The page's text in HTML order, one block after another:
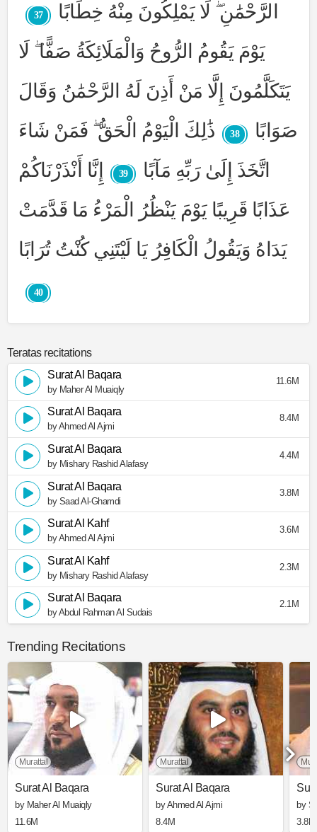
الرَّحْمَٰنِ ۖ لَا يَمْلِكُونَ مِنْهُ خِطَابًا
37
يَوْمَ يَقُومُ الرُّوحُ وَالْمَلَائِكَةُ صَفًّا ۖ لَا
يَتَكَلَّمُونَ إِلَّا مَنْ أَذِنَ لَهُ الرَّحْمَٰنُ وَقَالَ
صَوَابًا
38
ذَٰلِكَ الْيَوْمُ الْحَقُّ ۖ فَمَنْ شَاءَ
اتَّخَذَ إِلَىٰ رَبِّهِ مَآبًا
39
إِنَّا أَنْذَرْنَاكُمْ
عَذَابًا قَرِيبًا يَوْمَ يَنْظُرُ الْمَرْءُ مَا قَدَّمَتْ
يَدَاهُ وَيَقُولُ الْكَافِرُ يَا لَيْتَنِي كُنْتُ تُرَابًا
40
Teratas recitations
Surat Al Baqara
by Maher Al Muaiqly
11.6M
Surat Al Baqara
by Ahmed Al Ajmi
8.4M
Surat Al Baqara
by Mishary Rashid Alafasy
4.4M
Surat Al Baqara
by Saad Al-Ghamdi
3.8M
Surat Al Kahf
by Ahmed Al Ajmi
3.6M
Surat Al Kahf
by Mishary Rashid Alafasy
2.3M
Surat Al Baqara
by Abdul Rahman Al Sudais
2.1M
Trending Recitations
Murattal
Surat Al Baqara
by Maher Al Muaiqly
11.6M
Murattal
Surat Al Baqara
by Ahmed Al Ajmi
8.4M
by
3.8M